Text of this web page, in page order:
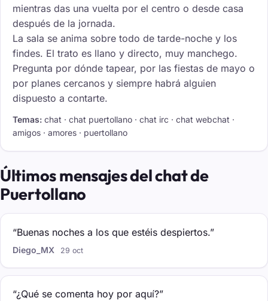
mientras das una vuelta por el centro o desde casa
después de la jornada.
La sala se anima sobre todo de tarde-noche y los
findes. El trato es llano y directo, muy manchego.
Pregunta por dónde tapear, por las fiestas de mayo o
por planes cercanos y siempre habrá alguien
dispuesto a contarte.
Temas: chat · chat puertollano · chat irc · chat webchat ·
amigos · amores · puertollano
Últimos mensajes del chat de
Puertollano
“Buenas noches a los que estéis despiertos.”
Diego_MX 29 oct
“¿Qué se comenta hoy por aquí?”